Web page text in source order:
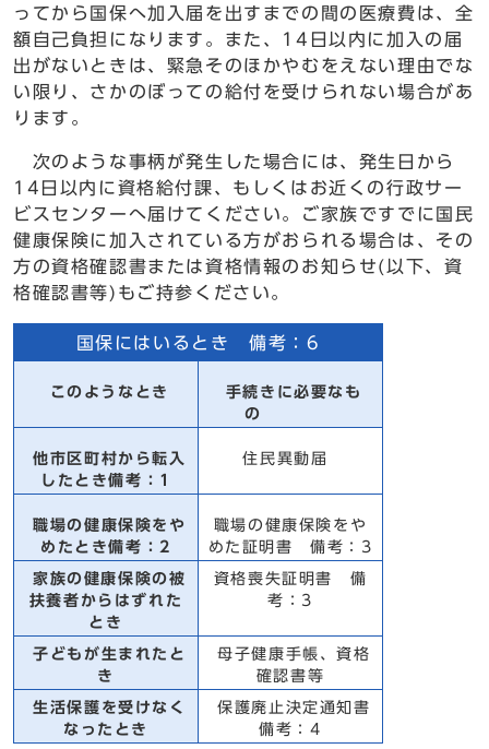
ってから国保へ加入届を出すまでの間の医療費は、全
額自己負担になります。また、14日以内に加入の届
出がないときは、緊急そのほかやむをえない理由でな
い限り、さかのぼっての給付を受けられない場合があ
ります。
次のような事柄が発生した場合には、発生日から
14日以内に資格給付課、もしくはお近くの行政サー
ビスセンターへ届けてください。ご家族ですでに国民
健康保険に加入されている方がおられる場合は、その
方の資格確認書または資格情報のお知らせ(以下、資
格確認書等)もご持参ください。
国保にはいるとき 備考：6
このようなとき
手続きに必要なも
の
他市区町村から転入
したとき備考：1
住民異動届
職場の健康保険をや
めたとき備考：2
職場の健康保険をや
めた証明書 備考：3
家族の健康保険の被
扶養者からはずれた
とき
資格喪失証明書 備
考：3
子どもが生まれたと
き
母子健康手帳、資格
確認書等
生活保護を受けなく
なったとき
保護廃止決定通知書
備考：4